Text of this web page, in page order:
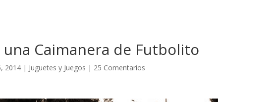
una Caimanera de Futbolito
2014 | Juguetes y Juegos | 25 Comentarios